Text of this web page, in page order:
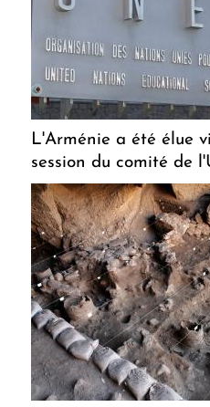
L'Arménie a été élue
session du comité de